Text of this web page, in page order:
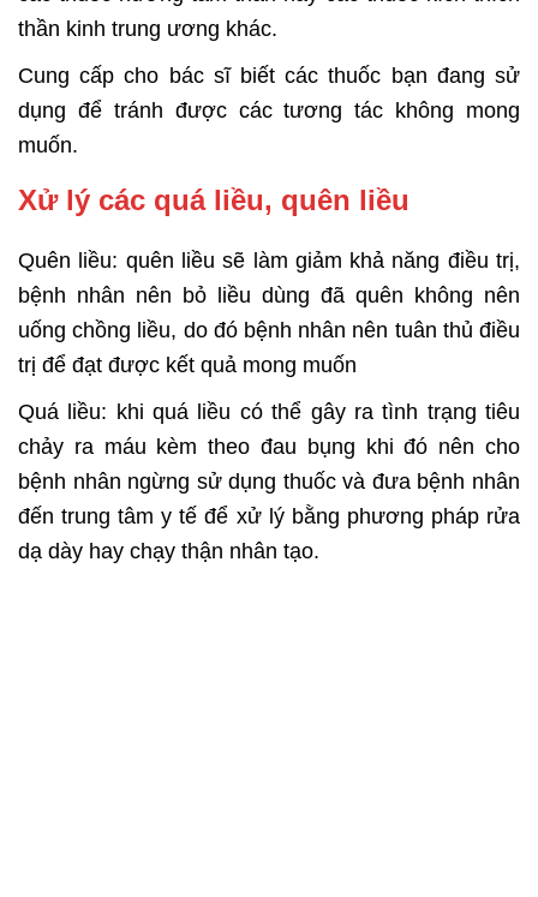
thần kinh trung ương khác.
Cung cấp cho bác sĩ biết các thuốc bạn đang sử
dụng để tránh được các tương tác không mong
muốn.
Xử lý các quá liều, quên liều
Quên liều: quên liều sẽ làm giảm khả năng điều trị,
bệnh nhân nên bỏ liều dùng đã quên không nên
uống chồng liều, do đó bệnh nhân nên tuân thủ điều
trị để đạt được kết quả mong muốn
Quá liều: khi quá liều có thể gây ra tình trạng tiêu
chảy ra máu kèm theo đau bụng khi đó nên cho
bệnh nhân ngừng sử dụng thuốc và đưa bệnh nhân
đến trung tâm y tế để xử lý bằng phương pháp rửa
dạ dày hay chạy thận nhân tạo.